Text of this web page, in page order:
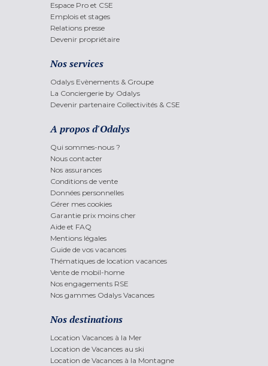
Espace Pro et CSE
Emplois et stages
Relations presse
Devenir propriétaire
Nos services
Odalys Evènements & Groupe
La Conciergerie by Odalys
Devenir partenaire Collectivités & CSE
A propos d'Odalys
Qui sommes-nous ?
Nous contacter
Nos assurances
Conditions de vente
Données personnelles
Gérer mes cookies
Garantie prix moins cher
Aide et FAQ
Mentions légales
Guide de vos vacances
Thématiques de location vacances
Vente de mobil-home
Nos engagements RSE
Nos gammes Odalys Vacances
Nos destinations
Location Vacances à la Mer
Location de Vacances au ski
Location de Vacances à la Montagne